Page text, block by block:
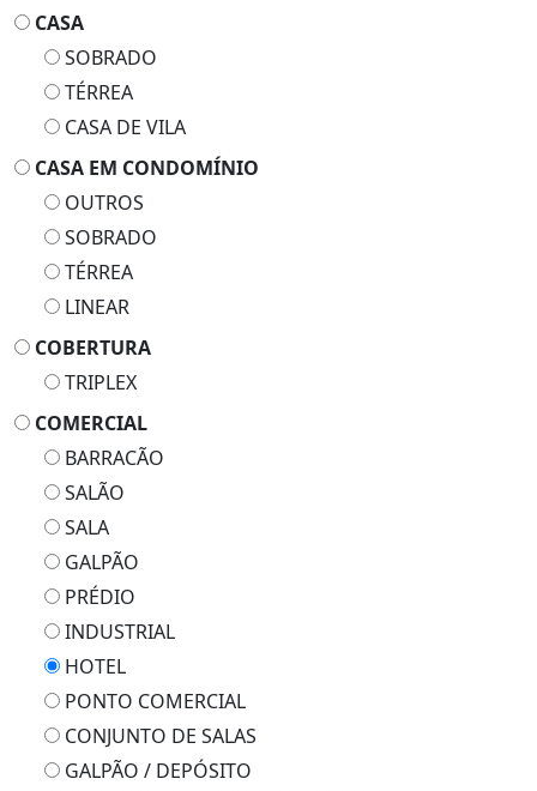
CASA
SOBRADO
TÉRREA
CASA DE VILA
CASA EM CONDOMÍNIO
OUTROS
SOBRADO
TÉRREA
LINEAR
COBERTURA
TRIPLEX
COMERCIAL
BARRACÃO
SALÃO
SALA
GALPÃO
PRÉDIO
INDUSTRIAL
HOTEL
PONTO COMERCIAL
CONJUNTO DE SALAS
GALPÃO / DEPÓSITO